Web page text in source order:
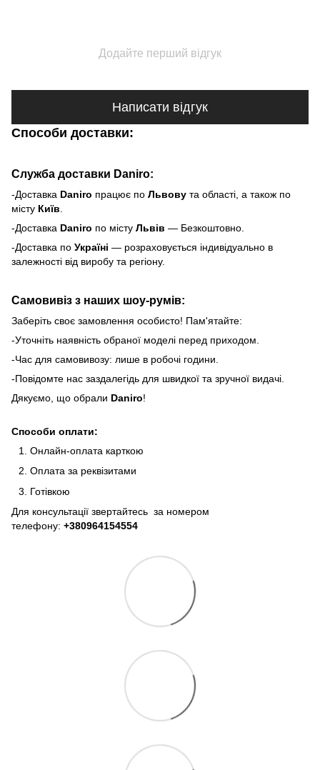
Додайте перший відгук
Написати відгук
Способи доставки:
Служба доставки Daniro:
-Доставка Daniro працює по Львову та області, а також по
місту Київ
-Доставка Daniro по місту Львів — Безкоштовно.
-Доставка по Україні — розраховується індивідуально в
залежності від виробу та регіону.
Самовивіз з наших шоу-румів:
Заберіть своє замовлення особисто! Пам'ятайте:
-Уточніть наявність обраної моделі перед приходом.
-Час для самовивозу: лише в робочі години.
-Повідомте нас заздалегідь для швидкої та зручної видачі.
Дякуємо, що обрали Daniro!
Способи оплати:
Онлайн-оплата карткою
Оплата за реквізитами
Готівкою
Для консультації звертайтесь за номером
телефону: +380964154554